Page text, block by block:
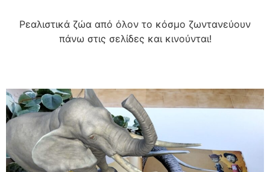
Ρεαλιστικά ζώα από όλον το κόσμο ζωντανεύουν
πάνω στις σελίδες και κινούνται!